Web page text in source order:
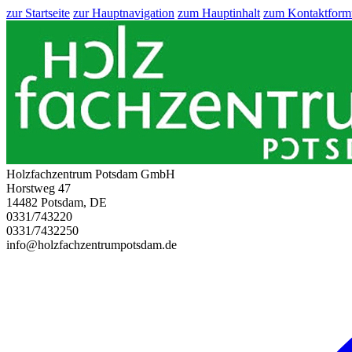
zur Startseite zur Hauptnavigation zum Hauptinhalt zum
Holzfachzentrum Potsdam GmbH
Horstweg 47
14482 Potsdam, DE
0331/743220
0331/7432250
info@holzfachzentrumpotsdam.de